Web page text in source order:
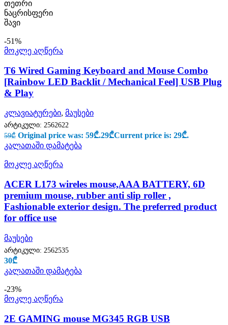
თეთრი
ნაცრისფერი
შავი
-51%
მოკლე აღწერა
T6 Wired Gaming Keyboard and Mouse Combo
[Rainbow LED Backlit / Mechanical Feel] USB Plug
& Play
კლავიატურები, მაუსები
არტიკული: 2562622
59₾ Original price was: 59₾.29₾Current price is: 29₾.
კალათაში დამატება
მოკლე აღწერა
ACER L173 wireles mouse,AAA BATTERY, 6D
premium mouse, rubber anti slip roller ,
Fashionable exterior design. The preferred product
for office use
მაუსები
არტიკული: 2562535
30₾
კალათაში დამატება
-23%
მოკლე აღწერა
2E GAMING mouse MG345 RGB USB